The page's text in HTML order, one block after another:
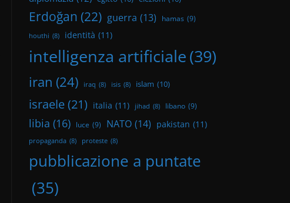
Erdoğan (22) guerra (13) hamas (9)
houthi (8) identità (11)
intelligenza artificiale(39)
iran (24) iraq (8) isis (8) islam (10)
israele(21) italia (11) jihad (8) libano (9)
libia (16) luce (9) NATO (14) pakistan (11)
propaganda (8) proteste (8)
pubblicazione a puntate
(35)